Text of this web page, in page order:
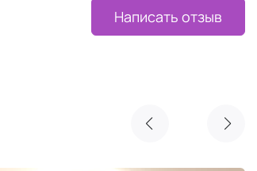
Написать отзыв